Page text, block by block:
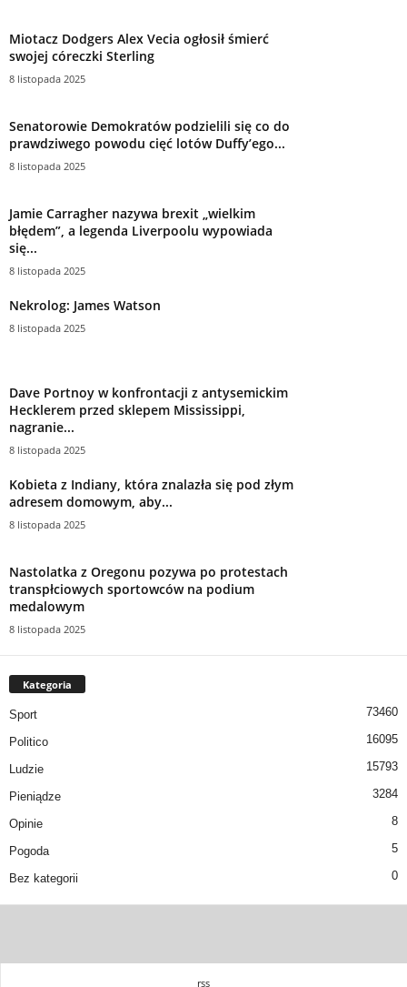
Miotacz Dodgers Alex Vecia ogłosił śmierć
swojej córeczki Sterling
8 listopada 2025
Senatorowie Demokratów podzielili się co do
prawdziwego powodu cięć lotów Duffy’ego...
8 listopada 2025
Jamie Carragher nazywa brexit „wielkim
błędem”, a legenda Liverpoolu wypowiada
się...
8 listopada 2025
Nekrolog: James Watson
8 listopada 2025
Dave Portnoy w konfrontacji z antysemickim
Hecklerem przed sklepem Mississippi,
nagranie...
8 listopada 2025
Kobieta z Indiany, która znalazła się pod złym
adresem domowym, aby...
8 listopada 2025
Nastolatka z Oregonu pozywa po protestach
transpłciowych sportowców na podium
medalowym
8 listopada 2025
Kategoria
Sport 73460
Politico 16095
Ludzie 15793
Pieniądze 3284
Opinie 8
Pogoda 5
Bez kategorii 0
rss